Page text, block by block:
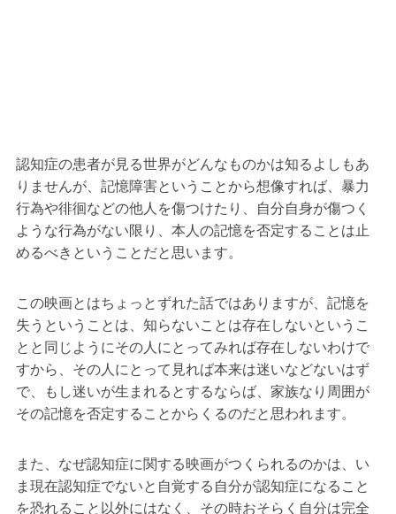
認知症の患者が見る世界がどんなものかは知るよしもあ
りませんが、記憶障害ということから想像すれば、暴力
行為や徘徊などの他人を傷つけたり、自分自身が傷つく
ような行為がない限り、本人の記憶を否定することは止
めるべきということだと思います。
この映画とはちょっとずれた話ではありますが、記憶を
失うということは、知らないことは存在しないというこ
とと同じようにその人にとってみれば存在しないわけで
すから、その人にとって見れば本来は迷いなどないはず
で、もし迷いが生まれるとするならば、家族なり周囲が
その記憶を否定することからくるのだと思われます。
また、なぜ認知症に関する映画がつくられるのかは、い
ま現在認知症でないと自覚する自分が認知症になること
を恐れること以外にはなく、その時おそらく自分は完全